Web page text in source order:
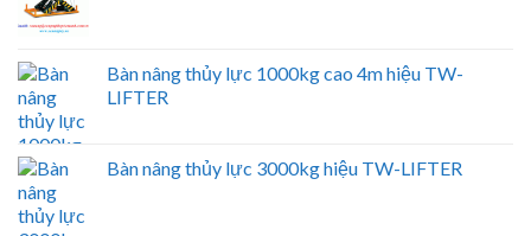
Bàn nâng thủy lực 1000kg cao 4m hiệu TW-
LIFTER
Bàn nâng thủy lực 3000kg hiệu TW-LIFTER